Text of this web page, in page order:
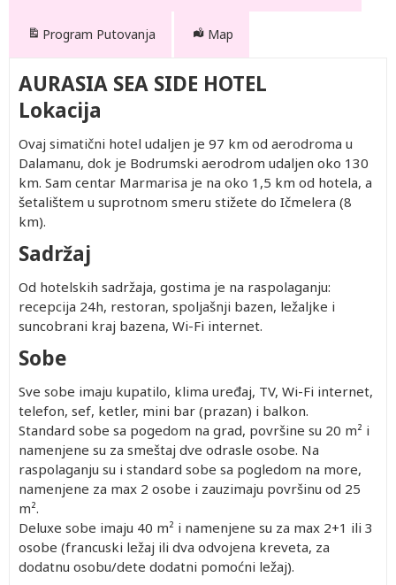
Program Putovanja Map
AURASIA SEA SIDE HOTEL
Lokacija
Ovaj simatični hotel udaljen je 97 km od aerodroma u
Dalamanu, dok je Bodrumski aerodrom udaljen oko 130
km. Sam centar Marmarisa je na oko 1,5 km od hotela, a
šetalištem u suprotnom smeru stižete do Ičmelera (8
km).
Sadržaj
Od hotelskih sadržaja, gostima je na raspolaganju:
recepcija 24h, restoran, spoljašnji bazen, ležaljke i
suncobrani kraj bazena, Wi-Fi internet.
Sobe
Sve sobe imaju kupatilo, klima uređaj, TV, Wi-Fi internet,
telefon, sef, ketler, mini bar (prazan) i balkon.
Standard sobe sa pogedom na grad, površine su 20 m² i
namenjene su za smeštaj dve odrasle osobe. Na
raspolaganju su i standard sobe sa pogledom na more,
namenjene za max 2 osobe i zauzimaju površinu od 25
m².
Deluxe sobe imaju 40 m² i namenjene su za max 2+1 ili 3
osobe (francuski ležaj ili dva odvojena kreveta, za
dodatnu osobu/dete dodatni pomoćni ležaj).